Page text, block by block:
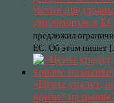
Чехия
дипломатов в ЕС
предложил
ЕС. Об этом пишет
«Цены упадут,
кризис на рынке